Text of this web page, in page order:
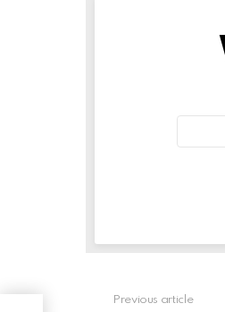
Previous article